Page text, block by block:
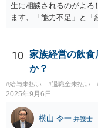
生に相談されるのがよろ
ます、「能力不足」と
いのです。 また、高度
ではないです。 労働契
理由を欠き、社会通念
を濫用したものとして
解雇が認められるために
不足」や「会社に重大な
が必要となります。今回
度では、適法な解雇理由
10
家族経営の飲
か？
#給与未払い #退職金未払い
2025年9月6日
横山 令一 弁護士